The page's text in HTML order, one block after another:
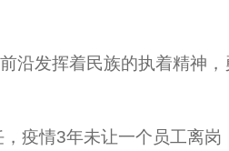
发挥着民族的执着精神，
情3年未让一个员工离岗